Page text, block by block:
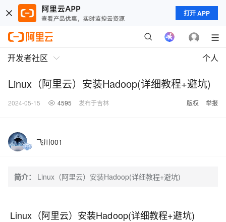
打开 APP
开发者社区 个人
Linux（阿里云）安装Hadoop(详细教程+避坑)
2024-05-15 4595 发布于吉林 版权 举报
飞川001
简介： Linux（阿里云）安装Hadoop(详细教程+避坑)
Linux（阿里云）安装Hadoop(详细教程+避坑)